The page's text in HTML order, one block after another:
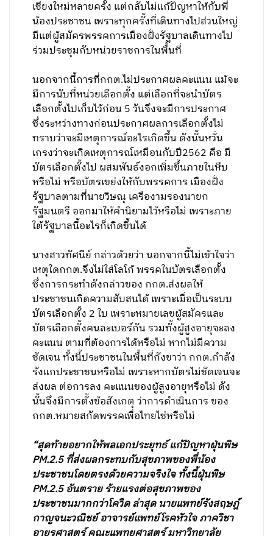
เชียงใหม่หลายครั้ง แต่กลับไม่แก้ปัญหาให้กับพี่
น้องประชาชน เพราะทุกครั้งที่เดินทางไปส่วนใหญ่
มีแต่ผู้สมัครพรรคการเมืองฝั่งรัฐบาลเดินทางไป
ร่วมประชุมกับหน่วยราชการในพื้นที่
นอกจากนี้การที่กกต.ไม่ประกาศผลคะแนน แม้จะ
มีการนับที่หน่วยเลือกตั้ง แต่เลือกที่จะนำบัตร
เลือกตั้งไปเก็บไว้ก่อน 5 วันจึงจะมีการประกาศ
ซึ่งระหว่างทางก่อนประกาศผลการเลือกตั้งไม่
ทราบว่าจะมีเหตุการณ์อะไรเกิดขึ้น ดังนั้นหวั่น
เกรงว่าจะเกิดเหตุการณ์เหมือนกับปี2562 คือ มี
บัตรเลือกตั้งไป ผสมพันธ์งอกเพิ่มขึ้นภายในหีบ
หรือไม่ หรือบัตรเขย่งให้กับพรรคการ เมืองฝั่ง
รัฐบาลตามที่นายวิษณุ เครืองามรองนายก
รัฐมนตรี ออกมาให้คำนิยามไว้หรือไม่ เพราะภาย
ใต้รัฐบาลนี้อะไรก็เกิดขึ้นได้
นางสาวทัศนีย์ กล่าวด้วยว่า นอกจากนี้ไม่เข้าใจว่า
เหตุใดกกต.จึงไม่ใส่โลโก้ พรรคในบัตรเลือกตั้ง
ซึ่งการกระทำดังกล่าวของ กกต.ส่งผลให้
ประชาชนเกิดความสับสนได้ เพราะเมื่อเป็นระบบ
บัตรเลือกตั้ง 2 ใบ เพราะหมายเลขผู้สมัครและ
บัตรเลือกตั้งคนละเบอร์กัน รวมทั้งผู้สูงอายุจะลง
คะแนน ตามที่ต้องการได้หรือไม่ หากไม่มีความ
ชัดเจน ทั้งนี้ประชาชนในพื้นที่กังขาว่า กกต.กำลัง
รังแกประชาชนหรือไม่ เพราะหากบัตรไม่ชัดเจนจะ
ส่งผล ต่อการลง คะแนนของผู้สูงอายุหรือไม่ ดัง
นั้นจึงมีการตั้งข้อสังเกตุ ว่าการดำเนินการ ของ
กกต.หมายสกัดพรรคเพื่อไทยไช่หรือไม่
“สุดท้ายอยากให้พลเอกประยุทธ์ แก้ปัญหาฝุ่นพิษ
PM.2.5 ที่ส่งผลกระทบกับสุขภาพของพี่น้อง
ประชาชนโดยตรงด้วยความจริงใจ ทั้งนี้ฝุ่นพิษ
PM.2.5 อันตราย ร้ายแรงต่อสุขภาพของ
ประชาชนมากกว่าโควิด ล่าสุด นายแพทย์รังสฤษฎ์
กาญจนะวณิชย์ อาจารย์แพทย์โรคหัวใจ ภาควิชา